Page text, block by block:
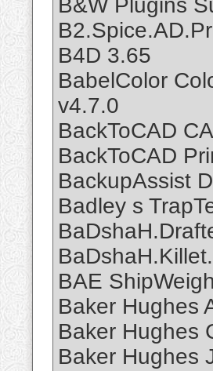
B&W Plugins
B4D 3.65
BabelColor
v4.7.0
BackToCAD
BackToCAD
BackupAssist
Badley s
BAE
Baker Hughes
Baker Hughes
Baker Hughes